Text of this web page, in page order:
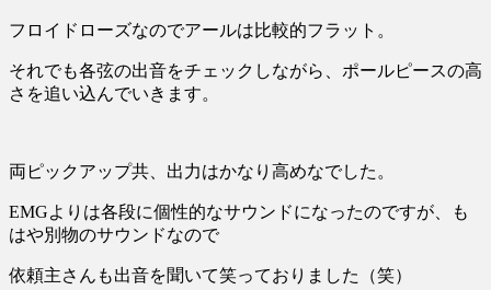
フロイドローズなのでアールは比較的フラット。
それでも各弦の出音をチェックしながら、ポールピースの高
さを追い込んでいきます。
両ピックアップ共、出力はかなり高めなでした。
EMGよりは各段に個性的なサウンドになったのですが、も
はや別物のサウンドなので
依頼主さんも出音を聞いて笑っておりました（笑）